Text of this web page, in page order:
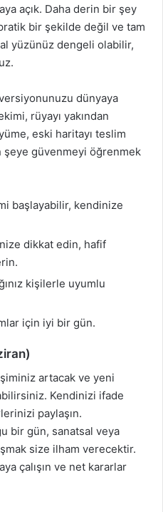
açık. Daha derin bir şey
bir şekilde değil ve tam
yüzünüz dengeli olabilir,
dünyaya
rüyayı yakından
eski haritayı teslim
şeye güvenmeyi öğrenmek
başlayabilir, kendinize
dikkat edin, hafif
kişilerle uyumlu
için iyi bir gün.
artacak ve yeni
Kendinizi ifade
paylaşın.
bir gün, sanatsal veya
size ilham verecektir.
çalışın ve net kararlar